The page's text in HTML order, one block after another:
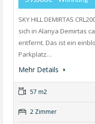
SKY HILL DEMIRTAS
sich in Alanya Demirtas
entfernt. Das ist ein
Parkplatz…
Mehr Details
57 m2
2 Zimmer